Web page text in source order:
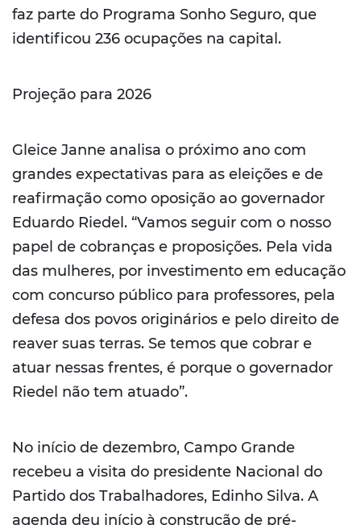
faz parte do Programa Sonho Seguro, que
identificou 236 ocupações na capital.
Projeção para 2026
Gleice Janne analisa o próximo ano com
grandes expectativas para as eleições e de
reafirmação como oposição ao governador
Eduardo Riedel. “Vamos seguir com o nosso
papel de cobranças e proposições. Pela vida
das mulheres, por investimento em educação
com concurso público para professores, pela
defesa dos povos originários e pelo direito de
reaver suas terras. Se temos que cobrar e
atuar nessas frentes, é porque o governador
Riedel não tem atuado”.
No início de dezembro, Campo Grande
recebeu a visita do presidente Nacional do
Partido dos Trabalhadores, Edinho Silva. A
agenda deu início à construção de pré-